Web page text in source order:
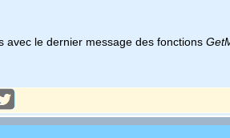
avec le dernier message des fonctions